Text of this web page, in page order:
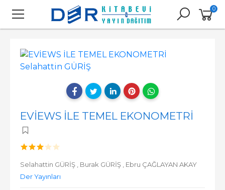
0
EVİEWS İLE TEMEL EKONOMETRİ
Selahattin GÜRİŞ , Burak GÜRİŞ , Ebru ÇAĞLAYAN AKAY
Der Yayınları